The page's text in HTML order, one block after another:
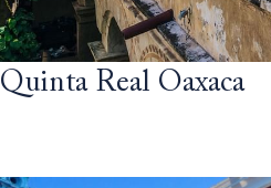
Quinta Real Oaxaca